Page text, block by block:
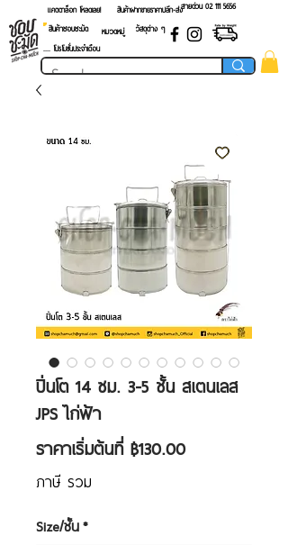
แคตตาล็อก โหลดเลย! สายด่วน 02 ​111 5656
สินค้าฝากขายราคาปลีก-ส่ง
สินค้าชอบชะมัด
หมวดหมู่
วัสดุต่าง ๆ
.... โปรโมชั่นประจำเดือน
ปิ่นโต 14 ซม. 3-5 ชั้น สเตนเลส
JPS ไก่ฟ้า
ราคาเริ่มต้นที่ ฿130.00ราคา
ภาษี รวม
Size/ชั้น*